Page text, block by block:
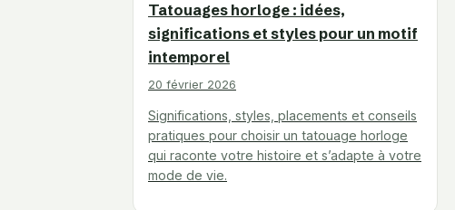
Tatouages horloge : idées,
significations et styles pour un motif
intemporel
20 février 2026
Significations, styles, placements et conseils
pratiques pour choisir un tatouage horloge
qui raconte votre histoire et s’adapte à votre
mode de vie.